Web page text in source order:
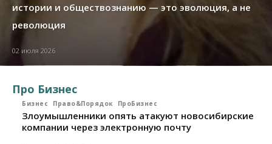
истории и обществознанию — это эволюция, а не
революция
02 июля 2026
Про Бизнес
Бизнес Право&Порядок ПроБизнес
Злоумышленники опять атакуют новосибирские
компании через электронную почту